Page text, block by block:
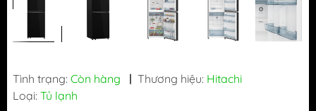
Tình trạng: Còn hàng | Thương hiệu: Hitachi
Loại: Tủ lạnh